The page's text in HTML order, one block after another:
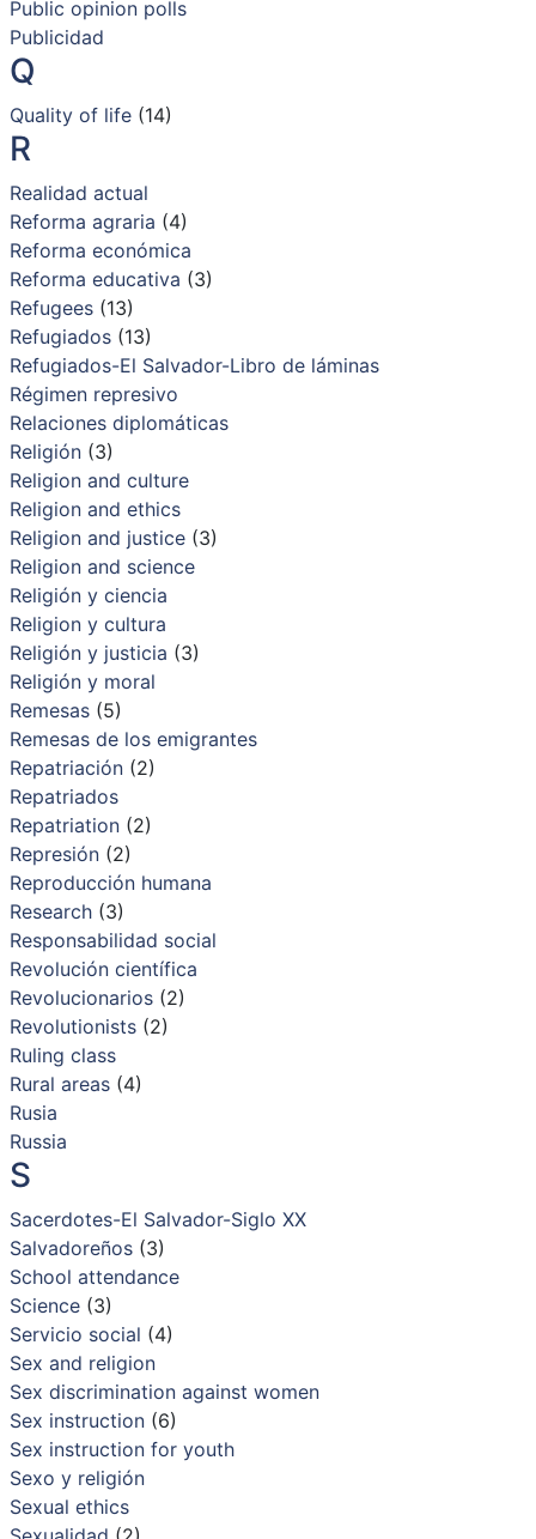
Public opinion polls
Publicidad
Q
Quality of life(14)
R
Realidad actual
Reforma agraria (4)
Reforma económica
Reforma educativa (3)
Refugees(13)
Refugiados(13)
Refugiados-El Salvador-Libro de láminas
Régimen represivo
Relaciones diplomáticas
Religión(3)
Religion and culture
Religion and ethics
Religion and justice(3)
Religion and science
Religión y ciencia
Religion y cultura
Religión y justicia (3)
Religión y moral
Remesas(5)
Remesas de los emigrantes
Repatriación(2)
Repatriados
Repatriation(2)
Represión(2)
Reproducción humana
Research(3)
Responsabilidad social
Revolución científica
Revolucionarios(2)
Revolutionists(2)
Ruling class
Rural areas(4)
Rusia
Russia
S
Sacerdotes-El Salvador-Siglo XX
Salvadoreños(3)
School attendance
Science(3)
Servicio social (4)
Sex and religion
Sex discrimination against women
Sex instruction(6)
Sex instruction for youth
Sexo y religión
Sexual ethics